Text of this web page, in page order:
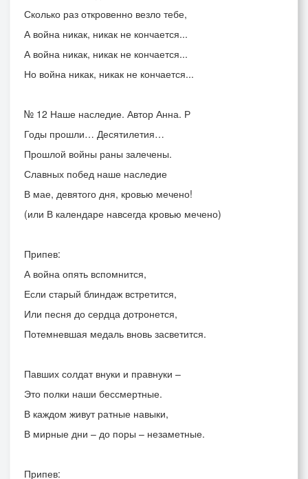
Сколько раз откровенно везло тебе,
А война никак, никак не кончается...
А война никак, никак не кончается...
Но война никак, никак не кончается...
№ 12 Наше наследие. Автор Анна. Р
Годы прошли… Десятилетия…
Прошлой войны раны залечены.
Славных побед наше наследие
В мае, девятого дня, кровью мечено!
(или В календаре навсегда кровью мечено)
Припев:
А война опять вспомнится,
Если старый блиндаж встретится,
Или песня до сердца дотронется,
Потемневшая медаль вновь засветится.
Павших солдат внуки и правнуки –
Это полки наши бессмертные.
В каждом живут ратные навыки,
В мирные дни – до поры – незаметные.
Припев: